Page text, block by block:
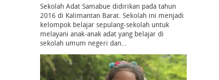
Sekolah Adat Samabue didirikan pada tahun
2016 di Kalimantan Barat. Sekolah ini menjadi
kelompok belajar sepulang-sekolah untuk
melayani anak-anak adat yang belajar di
sekolah umum negeri dan…